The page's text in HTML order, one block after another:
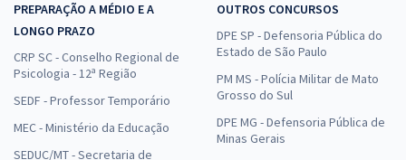
PREPARAÇÃO A MÉDIO E A
LONGO PRAZO
CRP SC - Conselho Regional de
Psicologia - 12ª Região
SEDF - Professor Temporário
MEC - Ministério da Educação
SEDUC/MT - Secretaria de
OUTROS CONCURSOS
DPE SP - Defensoria Pública do
Estado de São Paulo
PM MS - Polícia Militar de Mato
Grosso do Sul
DPE MG - Defensoria Pública de
Minas Gerais